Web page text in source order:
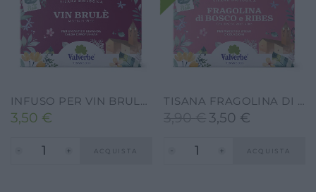
3,50 €
ACQUISTA
Il
3,50 €
ACQUISTA